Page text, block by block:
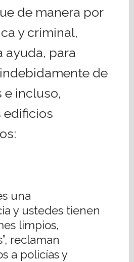
de manera por
y criminal,
ayuda, para
de
e incluso,
edificios
una
y ustedes tienen
limpios,
reclaman
a policías y